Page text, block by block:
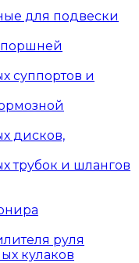
для подвески
поршней
суппортов и
дисков,
трубок и шлангов
руля
кулаков